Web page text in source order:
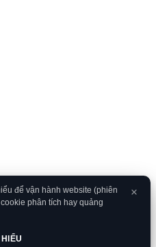
·Liên hệ
để vận hành website (phiên
phân tích hay quảng